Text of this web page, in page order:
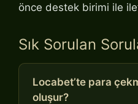
önce destek birimi ile
Sık Sorulan
Locabet’te para
oluşur?